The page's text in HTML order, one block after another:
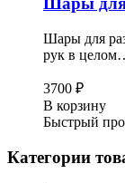
Шары для
рук в
3700 ₽
В корзину
Быстрый
Категории